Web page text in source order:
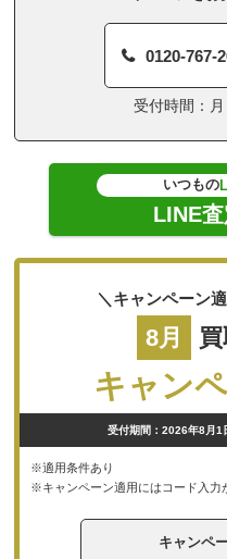
0120-767-
受付時間：
いつもの
LINE
＼キャンペーン
8月
キャン
受付期間：2026年8月1
※適用条件あり
※キャンペーン適用にはコード入力
キャンペ